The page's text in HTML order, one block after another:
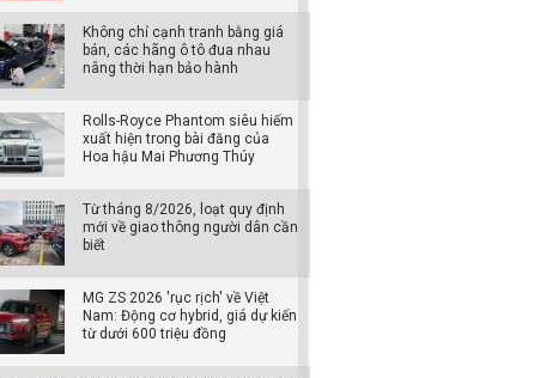
Không chỉ cạnh tranh bằng giá
bán, các hãng ô tô đua nhau
nâng thời hạn bảo hành
Rolls-Royce Phantom siêu hiếm
xuất hiện trong bài đăng của
Hoa hậu Mai Phương Thúy
Từ tháng 8/2026, loạt quy định
mới về giao thông người dân cần
biết
MG ZS 2026 'rục rịch' về Việt
Nam: Động cơ hybrid, giá dự kiến
từ dưới 600 triệu đồng